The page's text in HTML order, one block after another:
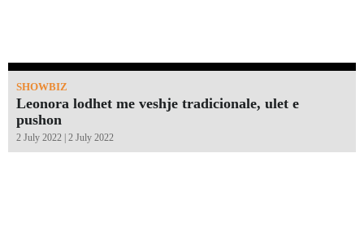
SHOWBIZ
Leonora lodhet me veshje tradicionale, ulet e
pushon
2 July 2022 | 2 July 2022